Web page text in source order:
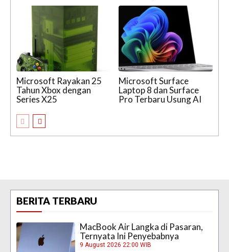
Microsoft Rayakan 25
Tahun Xbox dengan
Series X25
Microsoft Surface
Laptop 8 dan Surface
Pro Terbaru Usung AI
BERITA TERBARU
MacBook Air Langka di Pasaran,
Ternyata Ini Penyebabnya
9 August 2026 22:00 WIB